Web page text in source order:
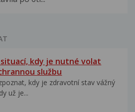
situací, kdy je nutné volat
službu
kdy je zdravotní stav vážný
už je...